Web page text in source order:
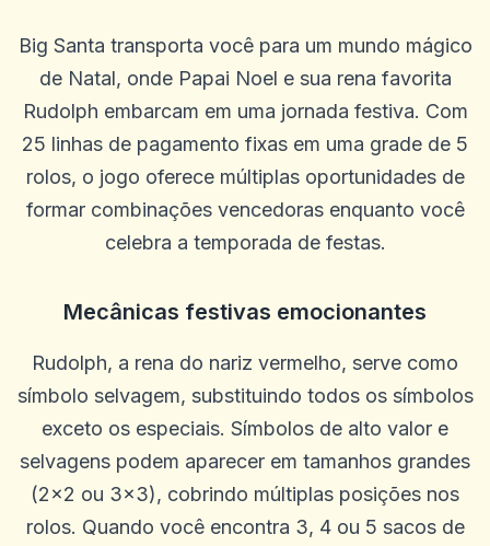
Big Santa transporta você para um mundo mágico
de Natal, onde Papai Noel e sua rena favorita
Rudolph embarcam em uma jornada festiva. Com
25 linhas de pagamento fixas em uma grade de 5
rolos, o jogo oferece múltiplas oportunidades de
formar combinações vencedoras enquanto você
celebra a temporada de festas.
Mecânicas festivas emocionantes
Rudolph, a rena do nariz vermelho, serve como
símbolo selvagem, substituindo todos os símbolos
exceto os especiais. Símbolos de alto valor e
selvagens podem aparecer em tamanhos grandes
(2x2 ou 3x3), cobrindo múltiplas posições nos
rolos. Quando você encontra 3, 4 ou 5 sacos de
K
Kameron Bacon
2025-10-22 03:17:18